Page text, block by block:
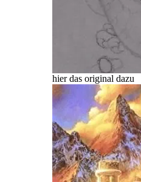
hier das original dazu